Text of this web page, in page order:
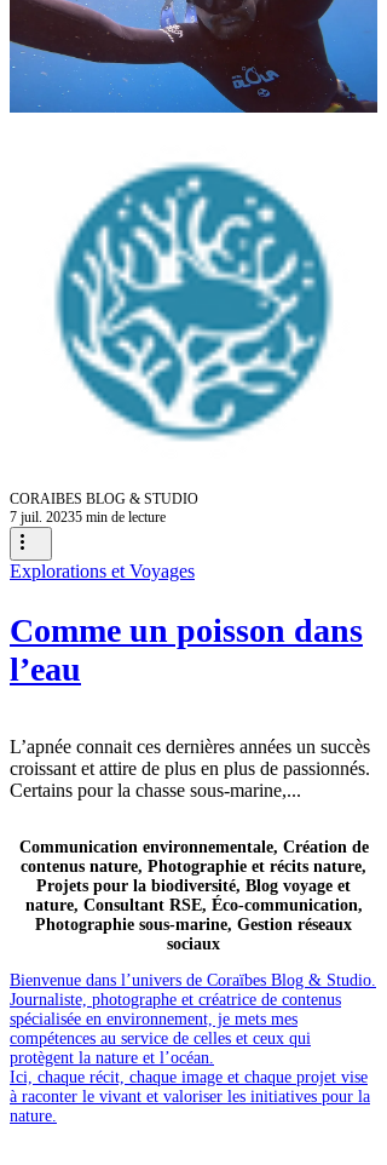
CORAIBES BLOG & STUDIO
7 juil. 20235 min de lecture
Explorations et Voyages
Comme un poisson dans
l’eau
L’apnée connait ces dernières années un succès
croissant et attire de plus en plus de passionnés.
Certains pour la chasse sous-marine,...
Communication environnementale, Création de
contenus nature, Photographie et récits nature,
Projets pour la biodiversité, Blog voyage et
nature, Consultant RSE, Éco-communication,
Photographie sous-marine, Gestion réseaux
sociaux
Bienvenue dans l’univers de Coraïbes Blog & Studio.
Journaliste, photographe et créatrice de contenus
spécialisée en environnement, je mets mes
compétences au service de celles et ceux qui
protègent la nature et l’océan.
Ici, chaque récit, chaque image et chaque projet vise
à raconter le vivant et valoriser les initiatives pour la
nature.